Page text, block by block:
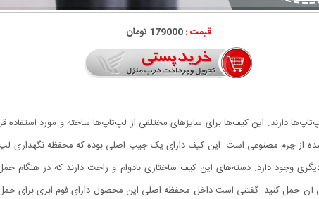
قیمت :179000 تومان
از چرم مصنوعی است. این کیف دارای یک جیب اصلی بوده که محفظه‌
وجود دارد. دسته‌های این کیف ساختاری بادوام و راحت دارند که در هنگام